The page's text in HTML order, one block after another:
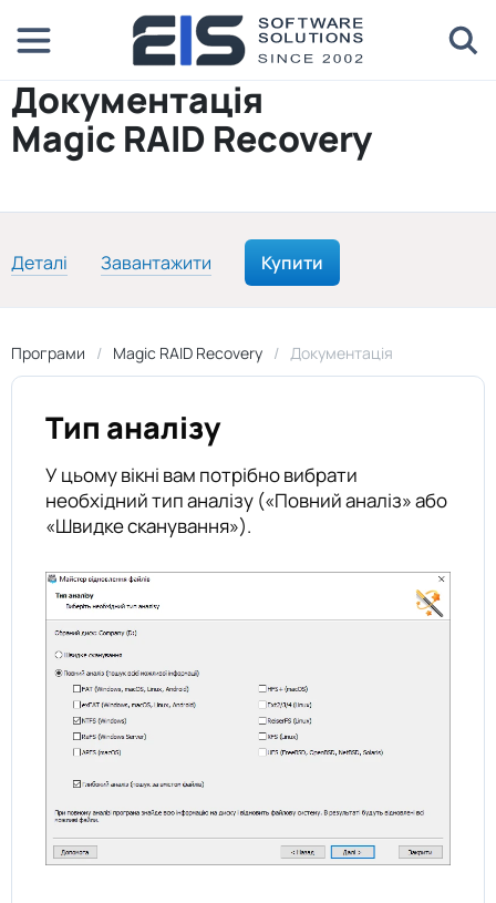
Документація
Magic RAID Recovery
Деталі Завантажити Купити
Програми Magic RAID Recovery Документація
Тип аналізу
У цьому вікні вам потрібно вибрати
необхідний тип аналізу («Повний аналіз» або
«Швидке сканування»).